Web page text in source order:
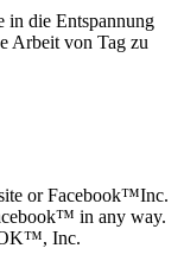
in die Entspannung
Arbeit von Tag zu
or Facebook™Inc.
in any way.
Inc.